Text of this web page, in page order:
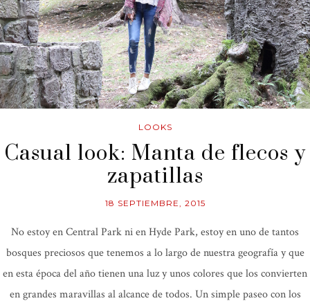
LOOKS
Casual look: Manta de flecos y
zapatillas
18 SEPTIEMBRE, 2015
No estoy en Central Park ni en Hyde Park, estoy en uno de tantos
bosques preciosos que tenemos a lo largo de nuestra geografía y que
en esta época del año tienen una luz y unos colores que los convierten
en grandes maravillas al alcance de todos. Un simple paseo con los